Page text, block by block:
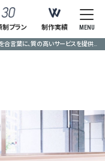
制プラン 制作実績 MENU